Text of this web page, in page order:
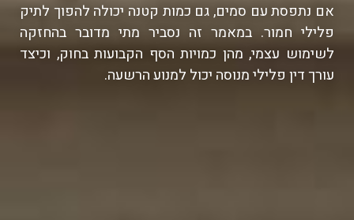
אם נתפסת עם סמים, גם כמות קטנה יכולה להפוך לתיק
פלילי חמור. במאמר זה נסביר מתי מדובר בהחזקה
לשימוש עצמי, מהן כמויות הסף הקבועות בחוק, וכיצד
עורך דין פלילי מנוסה יכול למנוע הרשעה.